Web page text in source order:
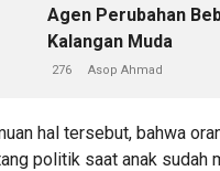
Agen Perubahan
Kalangan Muda
276 Asop Ahmad
hal tersebut, bahwa
politik saat anak sudah